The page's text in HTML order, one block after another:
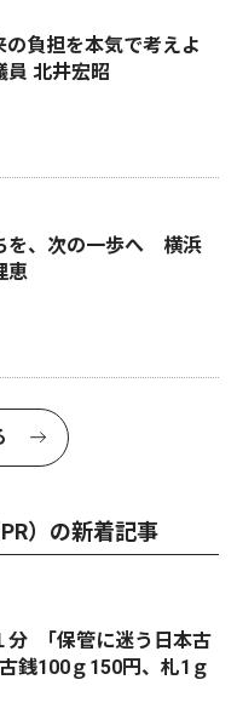
負担を本気で考えよ
北井宏昭
を、次の一歩へ 横浜
恵
）の新着記事
分 ｢保管に迷う日本古
銭100ｇ150円、札1ｇ